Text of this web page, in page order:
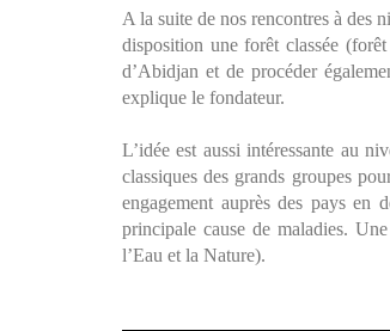
A la suite de nos rencontres à des
disposition une forêt classée
d’Abidjan et de procéder
explique le fondateur.
L’idée est aussi intéressante au
classiques des grands groupes
engagement auprès des pays en
principale cause de maladies.
l’Eau et la Nature).